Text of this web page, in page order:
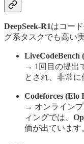
DeepSeek-R1はコー
グ系タスクでも高い
LiveCodeBench
→ 1回目の提出
とされ、非常に
Codeforces (Elo
→ オンライン
ィングでは、
価が出ています